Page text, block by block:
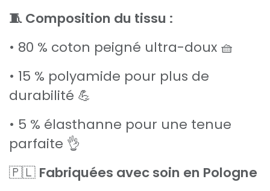
🧵 Composition du tissu :
• 80 % coton peigné ultra-doux 🧺
• 15 % polyamide pour plus de
durabilité 💪
• 5 % élasthanne pour une tenue
parfaite 👌
🇵🇱 Fabriquées avec soin en Pologne